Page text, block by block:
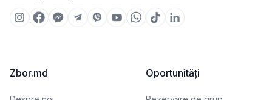
Zbor.md Oportunități